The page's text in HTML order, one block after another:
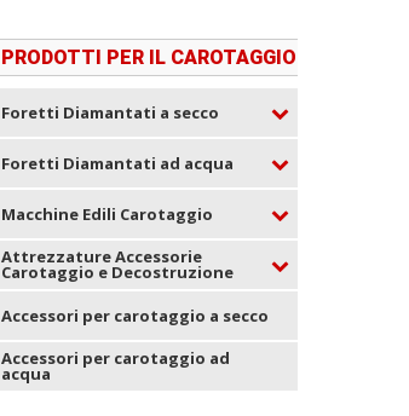
PRODOTTI PER IL CAROTAGGIO
Foretti Diamantati a secco
Foretti Diamantati ad acqua
Macchine Edili Carotaggio
Attrezzature Accessorie
Carotaggio e Decostruzione
Accessori per carotaggio a secco
Accessori per carotaggio ad
acqua